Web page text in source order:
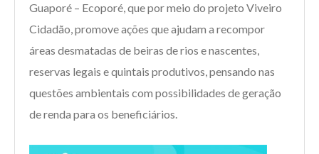
Guaporé – Ecoporé, que por meio do projeto Viveiro
Cidadão, promove ações que ajudam a recompor
áreas desmatadas de beiras de rios e nascentes,
reservas legais e quintais produtivos, pensando nas
questões ambientais com possibilidades de geração
de renda para os beneficiários.